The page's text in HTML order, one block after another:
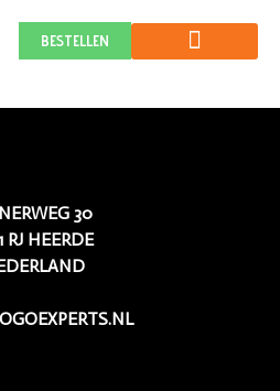
BESTELLEN
30
RJ HEERDE